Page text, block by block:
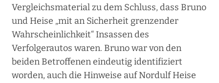
Vergleichsmaterial zu dem Schluss, dass Bruno
und Heise „mit an Sicherheit grenzender
Wahrscheinlichkeit“ Insassen des
Verfolgerautos waren. Bruno war von den
beiden Betroffenen eindeutig identifiziert
worden, auch die Hinweise auf Nordulf Heise